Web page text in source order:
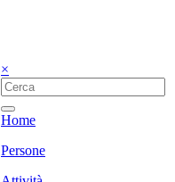
×
Home
Persone